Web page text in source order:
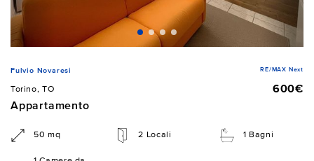
Fulvio Novaresi RE/MAX Next
Torino, TO
600€
Appartamento
50 mq 2 Locali 1 Bagni